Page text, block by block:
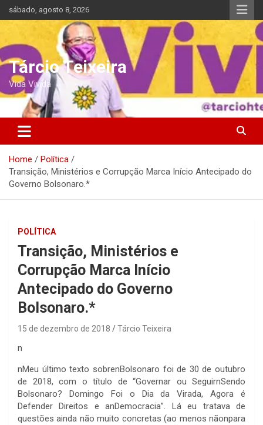
Skip
to
sábado, agosto 8, 2026
Tárcio Teixeira
Vida Vivida
Home
Política
Transição, Ministérios e Corrupção Marca Início Antecipado do
Governo Bolsonaro.*
POLÍTICA
Transição, Ministérios e
Corrupção Marca Início
Antecipado do Governo
Bolsonaro.*
15 de dezembro de 2018 Tárcio Teixeira
n
nMeu último texto sobrenBolsonaro foi de 30 de outubro
de 2018, com o título de “Governar ou SeguirnSendo
Bolsonaro? Domingo Foi o Dia da Virada, Agora é
Defender Direitos e anDemocracia”. Lá eu tratava de
questões ainda não muito concretas (ao menos nãonpara